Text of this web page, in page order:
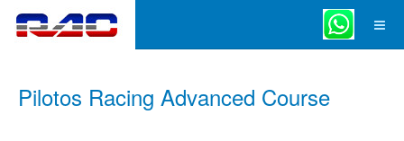
Pilotos Racing Advanced Course